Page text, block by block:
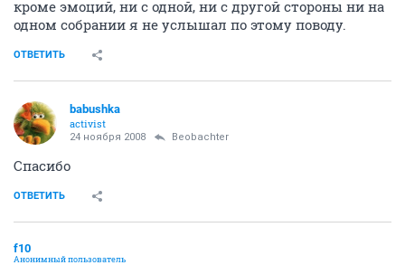
кроме эмоций, ни с одной, ни с другой стороны ни на
одном собрании я не услышал по этому поводу.
ОТВЕТИТЬ
babushka
activist
24 ноября 2008 Beobachter
Спасибо
ОТВЕТИТЬ
f10
Анонимный пользователь